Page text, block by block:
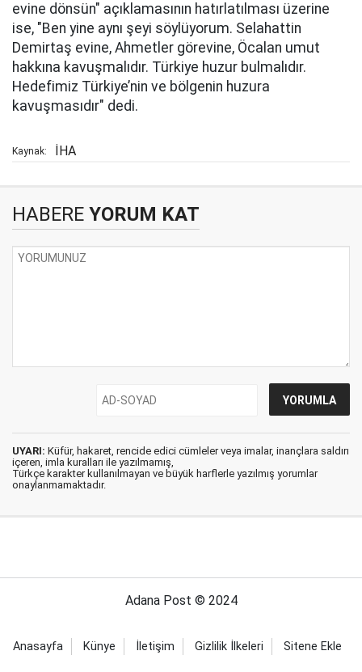
evine dönsün" açıklamasının hatırlatılması üzerine
ise, "Ben yine aynı şeyi söylüyorum. Selahattin
Demirtaş evine, Ahmetler görevine, Öcalan umut
hakkına kavuşmalıdır. Türkiye huzur bulmalıdır.
Hedefimiz Türkiye’nin ve bölgenin huzura
kavuşmasıdır" dedi.
Kaynak: İHA
HABERE YORUM KAT
UYARI: Küfür, hakaret, rencide edici cümleler veya imalar, inançlara saldırı
içeren, imla kuralları ile yazılmamış,
Türkçe karakter kullanılmayan ve büyük harflerle yazılmış yorumlar
onaylanmamaktadır.
Adana Post © 2024
Anasayfa Künye İletişim Gizlilik İlkeleri Sitene Ekle